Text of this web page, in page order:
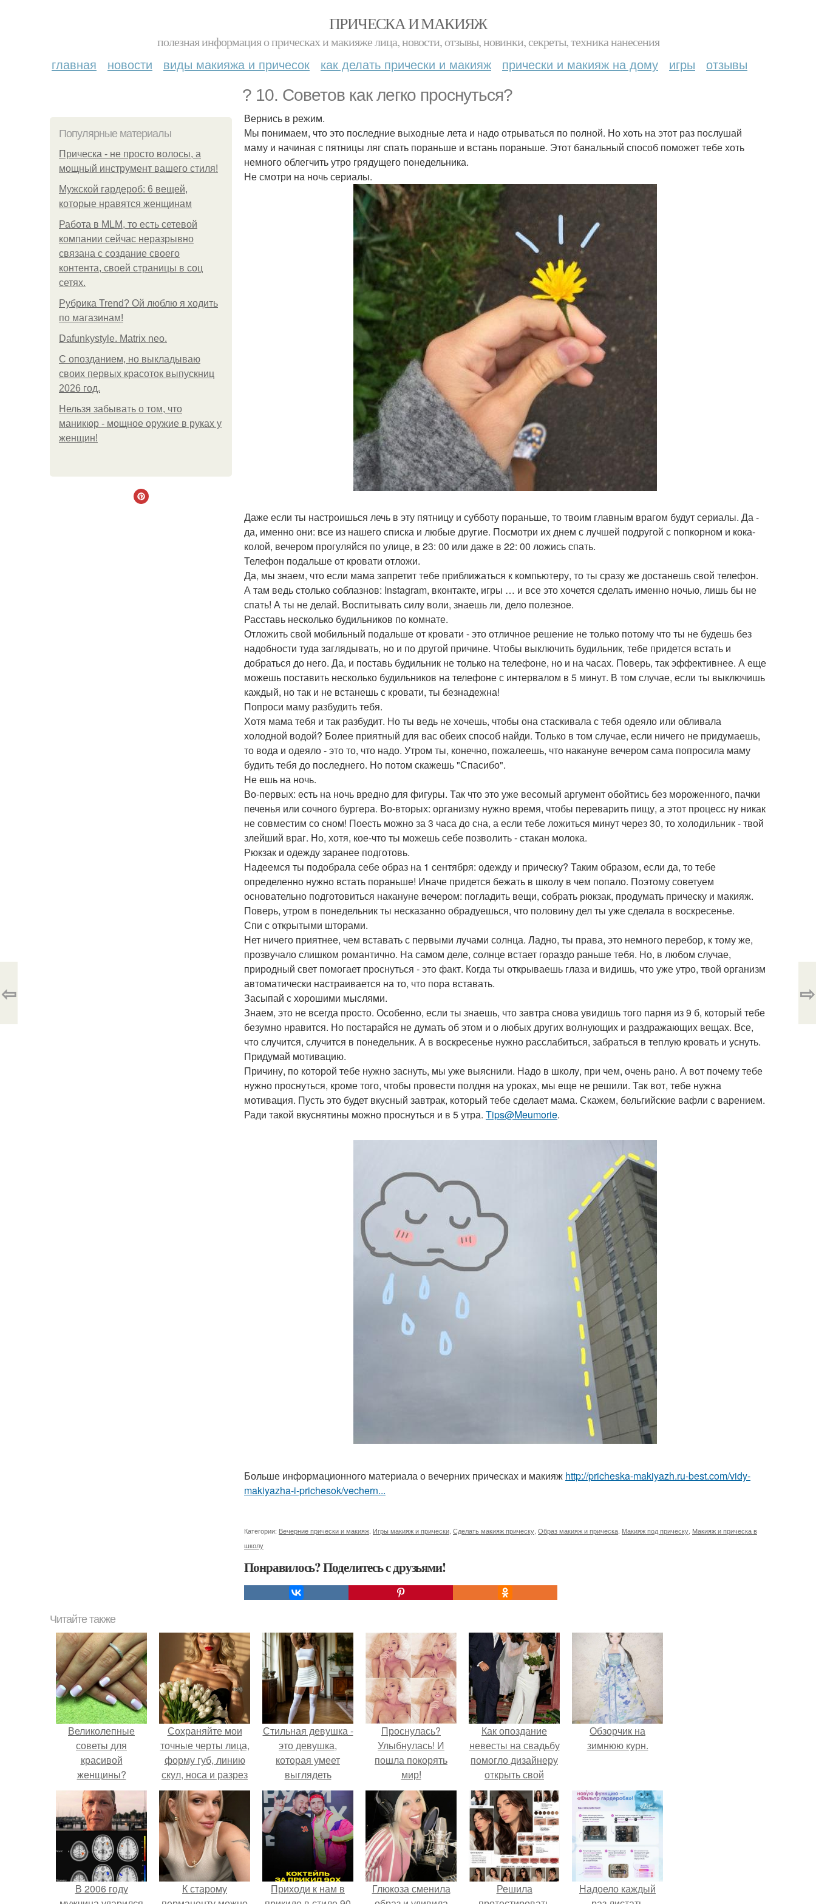
ПРИЧЕСКА И МАКИЯЖ
полезная информация о прическах и макияже лица, новости, отзывы, новинки, секреты, техника нанесения
главная новости виды макияжа и причесок как делать прически и макияж прически и макияж на дому игры отзывы
? 10. Советов как легко проснуться?
Популярные материалы
Прическа - не просто волосы, а
мощный инструмент вашего стиля!
Мужской гардероб: 6 вещей,
которые нравятся женщинам
Работа в MLM, то есть сетевой
компании сейчас неразрывно
связана с создание своего
контента, своей страницы в соц
сетях.
Рубрика Trend? Ой люблю я ходить
по магазинам!
Dafunkystyle. Matrix neo.
С опозданием, но выкладываю
своих первых красоток выпускниц
2026 год.
Нельзя забывать о том, что
маникюр - мощное оружие в руках у
женщин!
Вернись в режим.
Мы понимаем, что это последние выходные лета и надо отрываться по полной. Но хоть на этот раз послушай
маму и начиная с пятницы ляг спать пораньше и встань пораньше. Этот банальный способ поможет тебе хоть
немного облегчить утро грядущего понедельника.
Не смотри на ночь сериалы.
Даже если ты настроишься лечь в эту пятницу и субботу пораньше, то твоим главным врагом будут сериалы. Да -
да, именно они: все из нашего списка и любые другие. Посмотри их днем с лучшей подругой с попкорном и кока-
колой, вечером прогуляйся по улице, в 23: 00 или даже в 22: 00 ложись спать.
Телефон подальше от кровати отложи.
Да, мы знаем, что если мама запретит тебе приближаться к компьютеру, то ты сразу же достанешь свой телефон.
А там ведь столько соблазнов: Instagram, вконтакте, игры … и все это хочется сделать именно ночью, лишь бы не
спать! А ты не делай. Воспитывать силу воли, знаешь ли, дело полезное.
Расставь несколько будильников по комнате.
Отложить свой мобильный подальше от кровати - это отличное решение не только потому что ты не будешь без
надобности туда заглядывать, но и по другой причине. Чтобы выключить будильник, тебе придется встать и
добраться до него. Да, и поставь будильник не только на телефоне, но и на часах. Поверь, так эффективнее. А еще
можешь поставить несколько будильников на телефоне с интервалом в 5 минут. В том случае, если ты выключишь
каждый, но так и не встанешь с кровати, ты безнадежна!
Попроси маму разбудить тебя.
Хотя мама тебя и так разбудит. Но ты ведь не хочешь, чтобы она стаскивала с тебя одеяло или обливала
холодной водой? Более приятный для вас обеих способ найди. Только в том случае, если ничего не придумаешь,
то вода и одеяло - это то, что надо. Утром ты, конечно, пожалеешь, что накануне вечером сама попросила маму
будить тебя до последнего. Но потом скажешь "Спасибо".
Не ешь на ночь.
Во-первых: есть на ночь вредно для фигуры. Так что это уже весомый аргумент обойтись без мороженного, пачки
печенья или сочного бургера. Во-вторых: организму нужно время, чтобы переварить пищу, а этот процесс ну никак
не совместим со сном! Поесть можно за 3 часа до сна, а если тебе ложиться минут через 30, то холодильник - твой
злейший враг. Но, хотя, кое-что ты можешь себе позволить - стакан молока.
Рюкзак и одежду заранее подготовь.
Надеемся ты подобрала себе образ на 1 сентября: одежду и прическу? Таким образом, если да, то тебе
определенно нужно встать пораньше! Иначе придется бежать в школу в чем попало. Поэтому советуем
основательно подготовиться накануне вечером: погладить вещи, собрать рюкзак, продумать прическу и макияж.
Поверь, утром в понедельник ты несказанно обрадуешься, что половину дел ты уже сделала в воскресенье.
Спи с открытыми шторами.
Нет ничего приятнее, чем вставать с первыми лучами солнца. Ладно, ты права, это немного перебор, к тому же,
прозвучало слишком романтично. На самом деле, солнце встает гораздо раньше тебя. Но, в любом случае,
природный свет помогает проснуться - это факт. Когда ты открываешь глаза и видишь, что уже утро, твой организм
автоматически настраивается на то, что пора вставать.
Засыпай с хорошими мыслями.
Знаем, это не всегда просто. Особенно, если ты знаешь, что завтра снова увидишь того парня из 9 б, который тебе
безумно нравится. Но постарайся не думать об этом и о любых других волнующих и раздражающих вещах. Все,
что случится, случится в понедельник. А в воскресенье нужно расслабиться, забраться в теплую кровать и уснуть.
Придумай мотивацию.
Причину, по которой тебе нужно заснуть, мы уже выяснили. Надо в школу, при чем, очень рано. А вот почему тебе
нужно проснуться, кроме того, чтобы провести полдня на уроках, мы еще не решили. Так вот, тебе нужна
мотивация. Пусть это будет вкусный завтрак, который тебе сделает мама. Скажем, бельгийские вафли с варением.
Ради такой вкуснятины можно проснуться и в 5 утра. Tips@Meumorie.
Больше информационного материала о вечерних прическах и макияж http://pricheska-makiyazh.ru-best.com/vidy-
makiyazha-i-prichesok/vechern...
Категории: Вечерние прически и макияж Игры макияж и прически Сделать макияж прическу Образ макияж и прическа Макияж под прическу Макияж и прическа в
школу
Понравилось? Поделитесь с друзьями!
⇦ ⇨
Читайте также
Великолепные
советы для
красивой
женщины?
Сохраняйте мои
точные черты лица,
форму губ, линию
скул, носа и разрез
глаз.
Стильная девушка -
это девушка,
которая умеет
выглядеть
привлекательно и
элегантно в любои
ситуации.
Проснулась?
Улыбнулась! И
пошла покорять
мир!
Как опоздание
невесты на свадьбу
помогло дизайнеру
открыть свой
бренд.
Обзорчик на
зимнюю курн.
В 2006 году
К старому
Приходи к нам в
Глюкоза сменила
Решила
Надоело каждый